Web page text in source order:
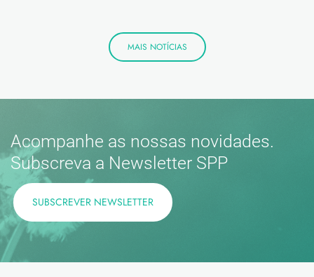
MAIS NOTÍCIAS
Acompanhe as nossas novidades.
Subscreva a Newsletter SPP
SUBSCREVER NEWSLETTER